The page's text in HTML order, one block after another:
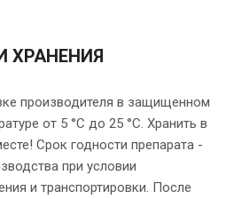
ХРАНЕНИЯ
производителя в защищенном
от 5 °С до 25 °С. Хранить в
Срок годности препарата -
при условии
и транспортировки. После